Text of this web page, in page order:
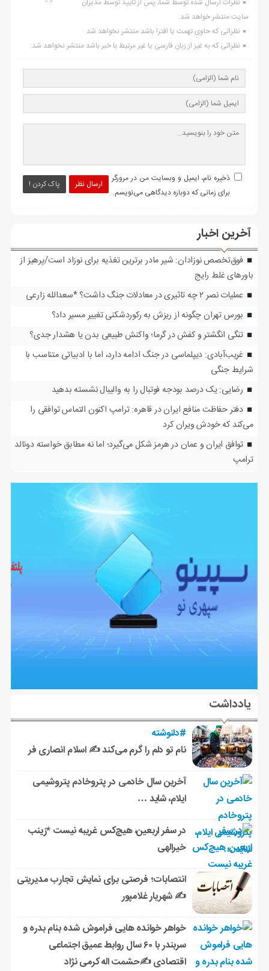
نظرات ارسال شده توسط شما، پس از تایید توسط مدیران
سایت منتشر خواهد شد.
نظراتی که حاوی تهمت یا افترا باشد منتشر نخواهد شد.
نظراتی که به غیر از زبان فارسی یا غیر مرتبط با خبر باشد منتشر نخواهد شد.
ارسال نظر پاک کردن !
ذخیره نام، ایمیل و وبسایت من در مرورگر
برای زمانی که دوباره دیدگاهی می‌نویسم.
آخرین اخبار
فوق‌تخصص نوزادان: شیر مادر برترین تغذیه برای نوزاد است/پرهیز از
باورهای غلط رایج
عملیات نصر ۲ چه تاثیری در معادلات جنگ داشت؟ *سعدالله زارعی
بورس تهران چگونه از ریزش به رکوردشکنی تغییر مسیر داد؟
تنگی انگشتر و کفش در گرما؛ واکنش طبیعی بدن یا هشدار جدی؟
غریب‌آبادی: دیپلماسی در جنگ ادامه دارد، اما با ادبیاتی متناسب با
شرایط جنگی
رضایی: یک درصد بودجه فوتبال را به والیبال نشسته بدهید
دفتر حفاظت منافع ایران در قاهره: ترامپ اکنون التماس توافقی را
می‌کند که خودش ویران کرد
توافق ایران و عمان در هرمز شکل می‌گیرد؛ اما نه مطابق خواسته دونالد
ترامپ
یادداشت
#دلنوشته
نام تو دلم را گرم می‌کند ✍️ اسلام انصاری فر
آخرین سال خادمی در پتروخادم پتروشیمی
ایلام، شاید …
در سفر اربعین، هیچ‌کس غریبه نیست *زینب
خیرالهی
انتصابات؛ فرصتی برای نمایش تجارب مدیریتی
✍ شهریار غلامپور
خواهر خوانده هایی فراموش شده بنام بدره و
سربندر با ۶۰ سال روابط عمیق اجتماعی
اقتصادی ✍حشمت اله کرمی نژاد